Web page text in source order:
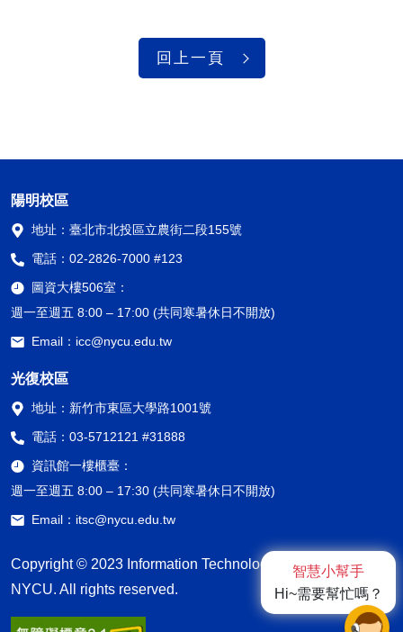
回上一頁
陽明校區
地址： 臺北市北投區立農街二段155號
電話： 02-2826-7000 #123
圖資大樓506室：
週一至週五 8:00 – 17:00 (共同寒暑休日不開放)
Email： icc@nycu.edu.tw
光復校區
地址： 新竹市東區大學路1001號
電話： 03-5712121 #31888
資訊館一樓櫃臺：
週一至週五 8:00 – 17:30 (共同寒暑休日不開放)
Email： itsc@nycu.edu.tw
Copyright © 2023 Information Technology Service Center,
NYCU. All rights reserved.
智慧小幫手
Hi~需要幫忙嗎？